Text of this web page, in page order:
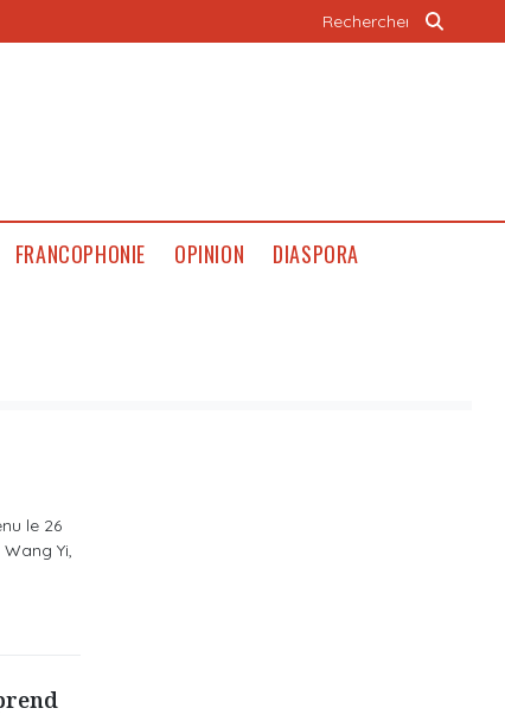
FRANCOPHONIE OPINION DIASPORA
le 26
Yi,